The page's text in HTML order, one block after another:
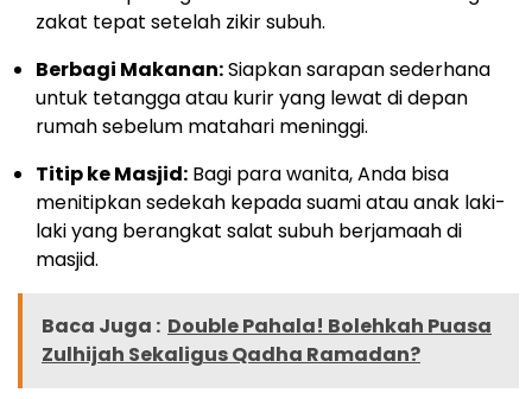
zakat tepat setelah zikir subuh.
Berbagi Makanan:Siapkan sarapan sederhana
untuk tetangga atau kurir yang lewat di depan
rumah sebelum matahari meninggi.
Titip ke Masjid: Bagi para wanita, Anda bisa
menitipkan sedekah kepada suami atau anak laki-
laki yang berangkat salat subuh berjamaah di
masjid.
Baca Juga : Double Pahala! Bolehkah Puasa
Zulhijah Sekaligus Qadha Ramadan?